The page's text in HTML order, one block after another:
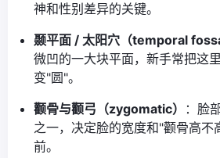
神和性别差异的关键。
颞平面 / 太阳穴（temporal fossa
微凹的一大块平面，新手常把这
变"圆"。
颧骨与颧弓（zygomatic）
：脸
之一，决定脸的宽度和"颧骨高不
前。